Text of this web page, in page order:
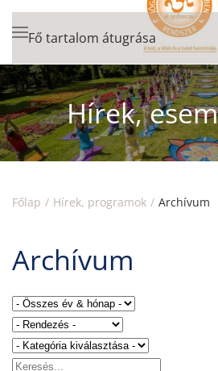
Fő tartalom átugrása
Hírek,
Főlap Hírek, programok Archívum
Archívum